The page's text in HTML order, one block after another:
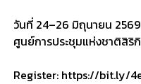
วันที่ 24–26 มิถุนายน 2569
ศูนย์การประชุมแห่งชาติสิริ
Register: https://bit.ly/